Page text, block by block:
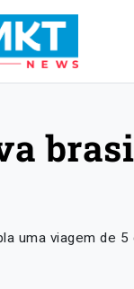
uma viagem de